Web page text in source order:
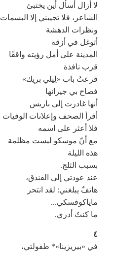
لا أزال أسأل أين يختبئ
الشاعر، فلا تجيبني إلا البسمات
ونظرات الدهشة
أتوغل في أزقة
المدينة على أمل رؤيته واقفًا
قرب نافذة
قرعتُ باب «لِيلي بريك»
فصاح بي جيرانها
أنها غادرت إلى باريس
أقرأ الصحف وإعلانات الوفيات
فلا أعثر على اسمه
مع أنّ موسكو ليست مظلمة
هذه الليلة
بسبب الثلج.
عند عودتي إلى الفندق،
هاتفٌ يبلغني: لقد انتحر
ماياكوفسكي...
ما كنتُ أدري.
٤
في «بيريزينا»* طفولتي،